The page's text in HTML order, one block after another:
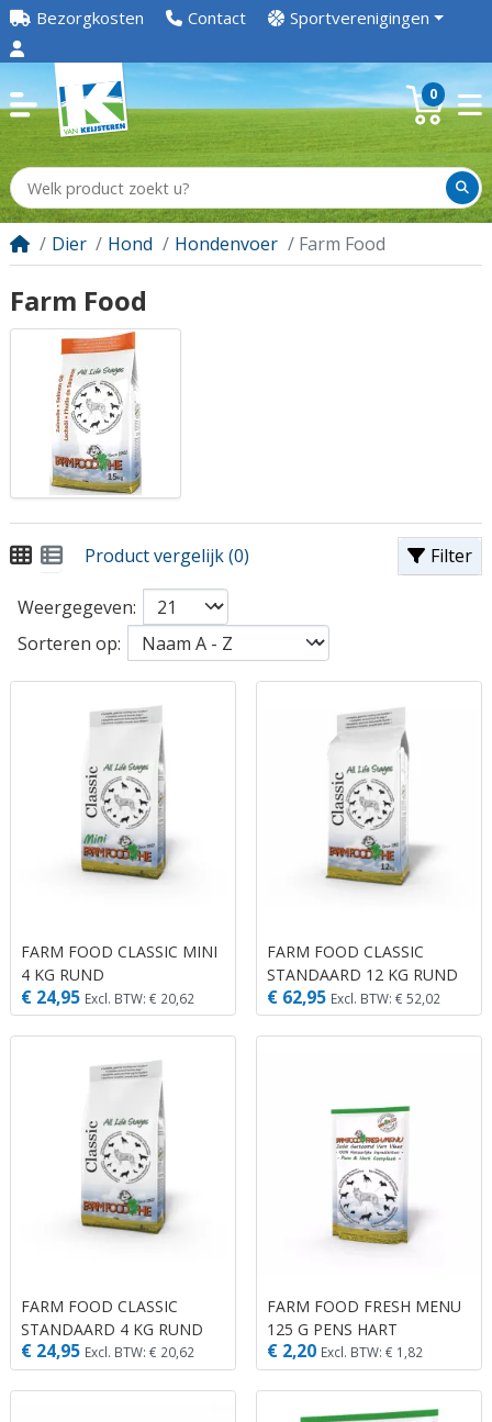
Bezorgkosten Contact Sportverenigingen
0
Dier Hond Hondenvoer Farm Food
Farm Food
Filter
Product vergelijk (0)
Weergegeven:
Sorteren op:
FARM FOOD CLASSIC MINI
4 KG RUND
€ 24,95 Excl. BTW: € 20,62
FARM FOOD CLASSIC
STANDAARD 12 KG RUND
€ 62,95 Excl. BTW: € 52,02
FARM FOOD CLASSIC
STANDAARD 4 KG RUND
€ 24,95 Excl. BTW: € 20,62
FARM FOOD FRESH MENU
125 G PENS HART
€ 2,20 Excl. BTW: € 1,82